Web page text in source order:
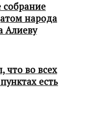
народа
Алиеву
что во всех
есть